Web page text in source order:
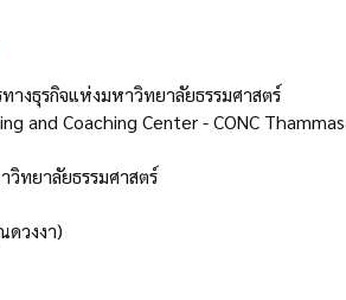
งธุรกิจแห่งมหาวิทยาลัยธรรมศาสตร์
and Coaching Center - CONC
ทยาลัยธรรมศาสตร์
วงงา)